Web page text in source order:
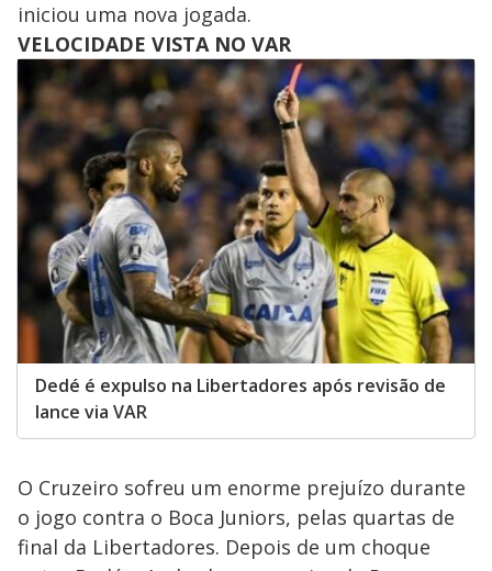
iniciou uma nova jogada.
VELOCIDADE VISTA NO VAR
Dedé é expulso na Libertadores após revisão de
lance via VAR
O Cruzeiro sofreu um enorme prejuízo durante
o jogo contra o Boca Juniors, pelas quartas de
final da Libertadores. Depois de um choque